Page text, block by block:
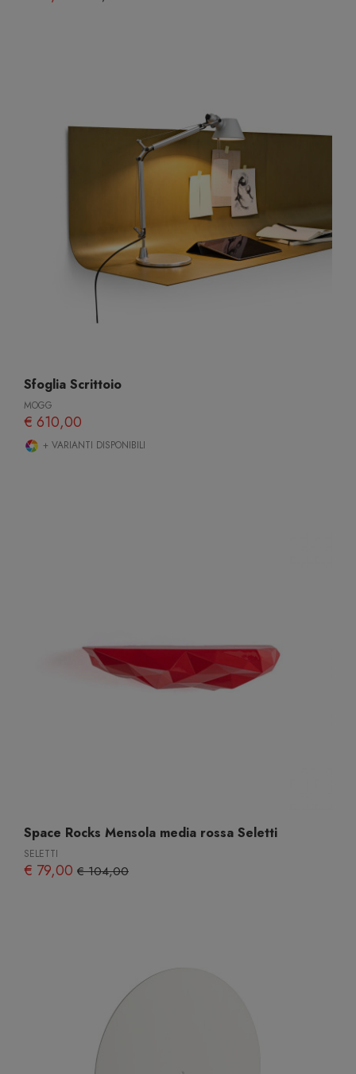
Sfoglia Scrittoio
MOGG
€ 610,00
+ VARIANTI DISPONIBILI
Space Rocks Mensola media rossa Seletti
SELETTI
€ 79,00 € 104,00